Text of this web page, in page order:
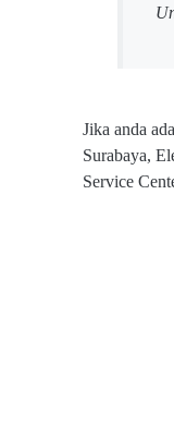
Jika anda
Surabaya,
Service